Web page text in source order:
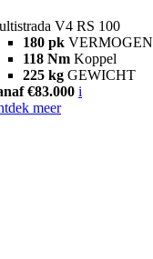
V4 RS 100
180 pk VERMOGEN
118 Nm Koppel
225 kg GEWICHT
€83.000 i
meer